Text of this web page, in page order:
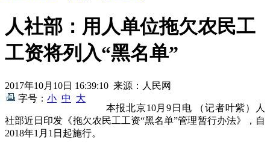
人社部：用人单位拖欠农民工
工资将列入“黑名单”
2017年10月10日 16:39:10 来源：人民网
字号： 小 中
大
本报北京10月9日电 （记者叶紫）人
社部近日印发《拖欠农民工工资“黑名单”管理暂行办法》，自
2018年1月1日起施行。